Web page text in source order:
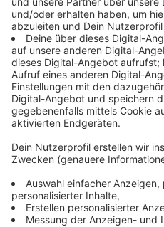
Tonschicht dafür noch
dem neuen Asphalt sofort
Arbeiten können also nach
Trockenphase beginnen.
Anzeige
Weitere Meldungen
Leverkusen: Bewerbung für